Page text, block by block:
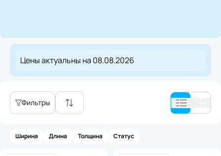
Цены актуальны на 08.08.2026
Фильтры
Ширина Длина Толщина Статус